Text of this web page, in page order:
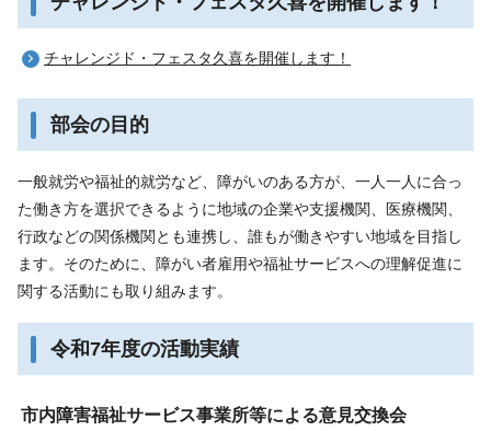
チャレンジド・フェスタ久喜を開催します！
部会の目的
一般就労や福祉的就労など、障がいのある方が、一人一人に合っ
た働き方を選択できるように地域の企業や支援機関、医療機関、
行政などの関係機関とも連携し、誰もが働きやすい地域を目指し
ます。そのために、障がい者雇用や福祉サービスへの理解促進に
関する活動にも取り組みます。
令和7年度の活動実績
市内障害福祉サービス事業所等による意見交換会